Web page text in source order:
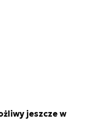
jeszcze w